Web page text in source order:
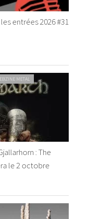
entrées 2026 #31
METAL
: The
le 2 octobre